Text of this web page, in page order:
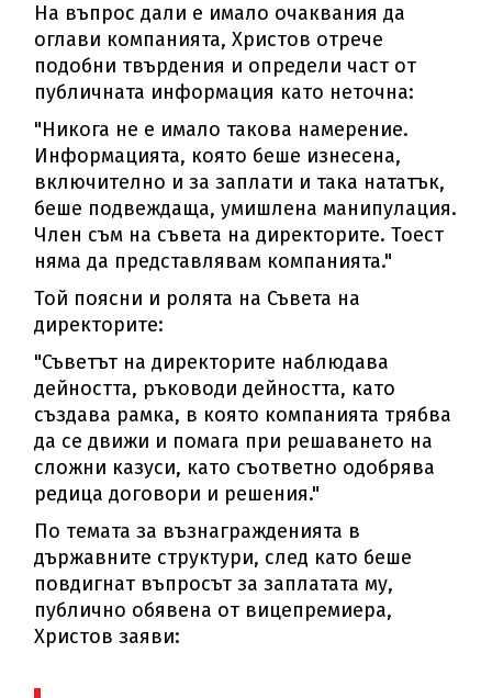
На въпрос дали е имало очаквания да
оглави компанията, Христов отрече
подобни твърдения и определи част от
публичната информация като неточна:
"Никога не е имало такова намерение.
Информацията, която беше изнесена,
включително и за заплати и така нататък,
беше подвеждаща, умишлена манипулация.
Член съм на съвета на директорите. Тоест
няма да представлявам компанията."
Той поясни и ролята на Съвета на
директорите:
"Съветът на директорите наблюдава
дейността, ръководи дейността, като
създава рамка, в която компанията трябва
да се движи и помага при решаването на
сложни казуси, като съответно одобрява
редица договори и решения."
По темата за възнагражденията в
държавните структури, след като беше
повдигнат въпросът за заплатата му,
публично обявена от вицепремиера,
Христов заяви: